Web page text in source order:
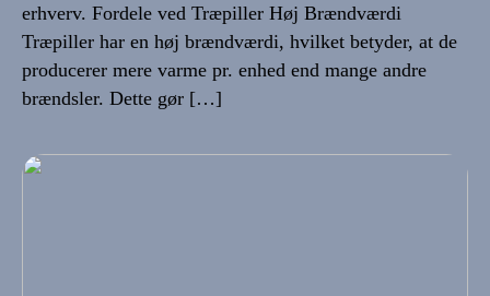
erhverv. Fordele ved Træpiller Høj Brændværdi
Træpiller har en høj brændværdi, hvilket betyder, at de
producerer mere varme pr. enhed end mange andre
brændsler. Dette gør […]